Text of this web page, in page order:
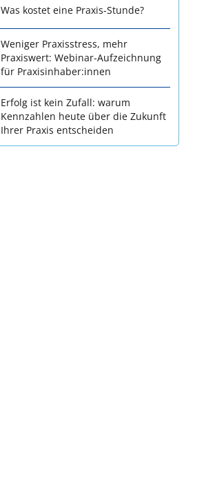
Was kostet eine Praxis-Stunde?
Weniger Praxisstress, mehr
Praxiswert: Webinar-Aufzeichnung
für Praxisinhaber:innen
Erfolg ist kein Zufall: warum
Kennzahlen heute über die Zukunft
Ihrer Praxis entscheiden